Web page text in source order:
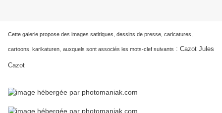
Cette galerie propose des images satiriques, dessins de presse, caricatures,
cartoons, karikaturen, auxquels sont associés les mots-clef suivants : Cazot Jules
Cazot